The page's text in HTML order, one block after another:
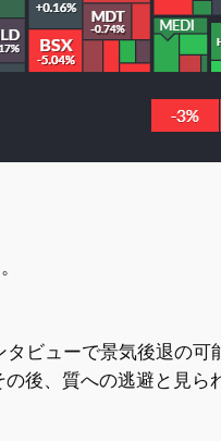
ビューで景気後退の可
後、質への逃避と見ら